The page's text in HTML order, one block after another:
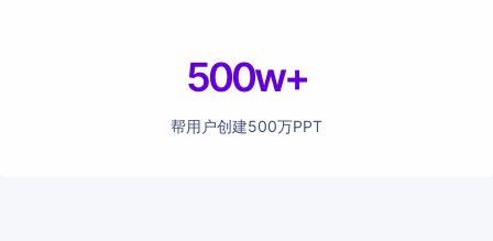
500w+
帮用户创建500万PPT